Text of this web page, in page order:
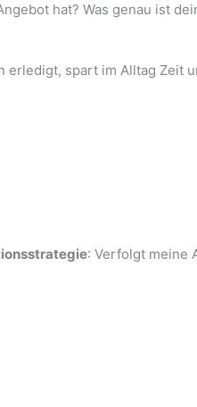
hat? Was genau ist
erledigt, spart im Alltag Zeit
: Verfolgt meine